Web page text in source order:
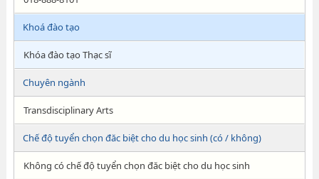
Khoá đào tạo
Khóa đào tạo Thạc sĩ
Chuyên ngành
Transdisciplinary Arts
Chế độ tuyển chọn đăc biệt cho du học sinh (có / không)
Không có chế độ tuyển chọn đăc biệt cho du học sinh